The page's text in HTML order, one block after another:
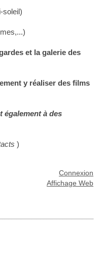
et la galerie des
y réaliser des films
également à des
)
Connexion
Affichage Web